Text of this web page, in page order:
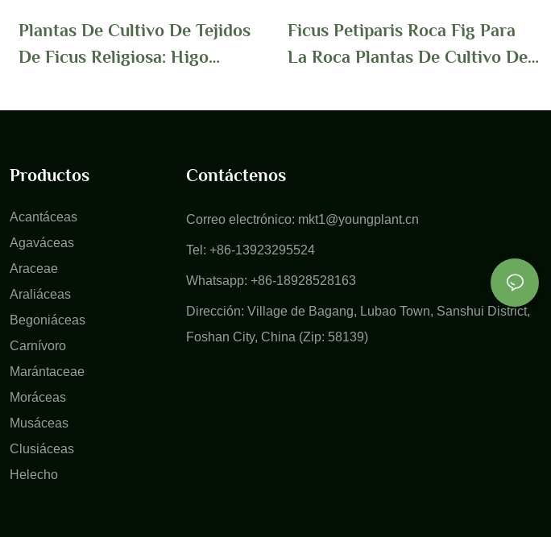
Plantas De Cultivo De Tejidos
De Ficus Religiosa: Higo
Espirituales & Paisajes
Ficus Petiparis Roca Fig Para
La Roca Plantas De Cultivo De
Productos
Acantáceas
Agaváceas
Araceae
Araliáceas
Begoniáceas
Carnívoro
Marántaceae
Moráceas
Musáceas
Clusiáceas
Helecho
Contáctenos
Correo electrónico: mkt1@youngplant.cn
Tel: +86-13923295524
Whatsapp: +86-18928528163
Dirección: Village de Bagang, Lubao Town, Sanshui District,
Foshan City, China (Zip: 58139)